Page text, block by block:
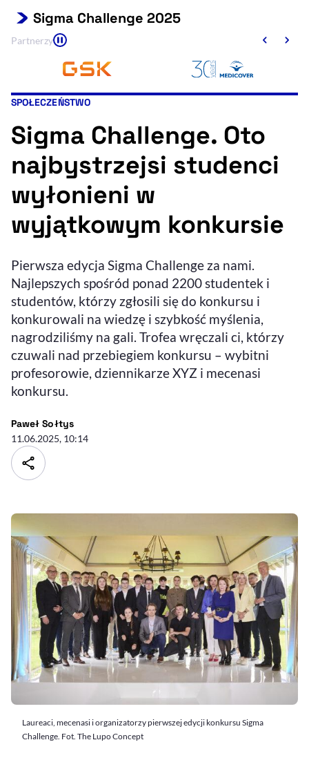
Resetuj opcje
Sprawdź, jak i dlaczego zwiększamy dostępność
, otwiera się w
Sigma Challenge 2025
Partnerzy
Kategoria artykułu:
SPOŁECZEŃSTWO
Sigma Challenge. Oto
najbystrzejsi studenci
wyłonieni w
wyjątkowym konkursie
Pierwsza edycja Sigma Challenge za nami.
Najlepszych spośród ponad 2200 studentek i
studentów, którzy zgłosili się do konkursu i
konkurowali na wiedzę i szybkość myślenia,
nagrodziliśmy na gali. Trofea wręczali ci, którzy
czuwali nad przebiegiem konkursu – wybitni
profesorowie, dziennikarze XYZ i mecenasi
konkursu.
Paweł Sołtys- autor artykułu - profil
11.06.2025, 10:14
Laureaci, mecenasi i organizatorzy pierwszej edycji konkursu Sigma
Challenge. Fot. The Lupo Concept